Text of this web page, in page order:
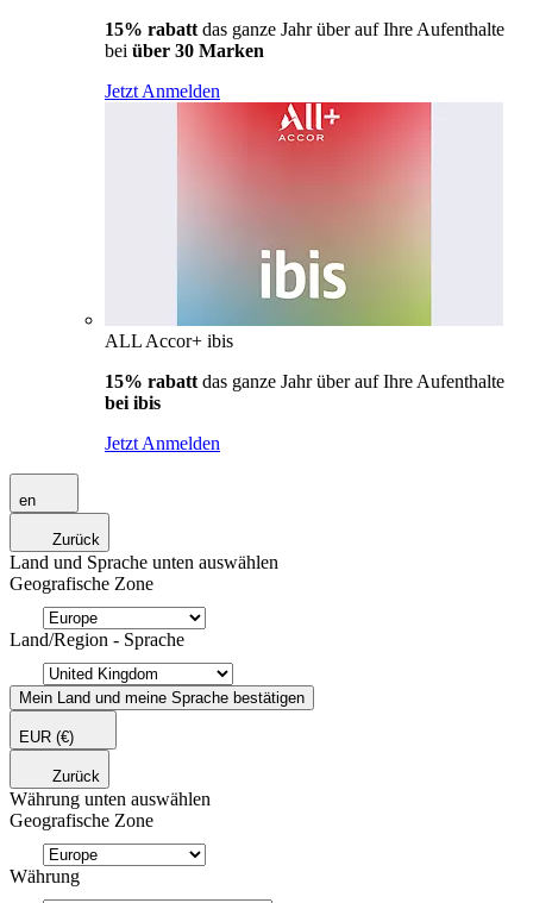
15% rabatt das ganze Jahr über auf Ihre Aufenthalte
bei über 30 Marken
Jetzt Anmelden
ALL Accor+ ibis
15% rabatt das ganze Jahr über auf Ihre Aufenthalte
bei ibis
Jetzt Anmelden
en
Zurück
Land und Sprache unten auswählen
Geografische Zone
Land/Region - Sprache
Mein Land und meine Sprache bestätigen
EUR (€)
Zurück
Währung unten auswählen
Geografische Zone
Währung